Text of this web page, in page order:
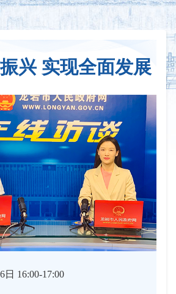
兴 实现全面发展
日 16:00-17:00